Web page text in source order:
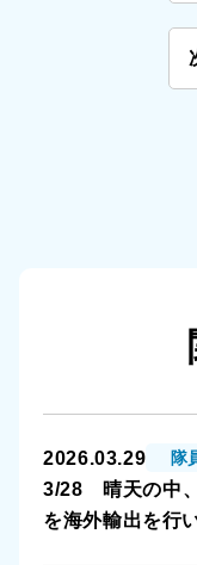
2026.03.29 隊
3/28 晴天の中
を海外輸出を行